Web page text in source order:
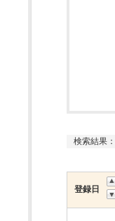
検索結果：
登録日